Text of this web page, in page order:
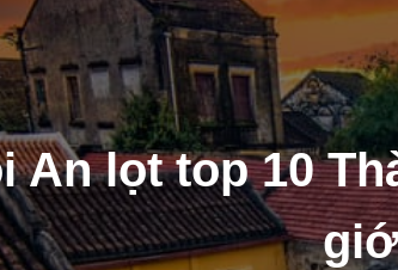
An lọt top 10